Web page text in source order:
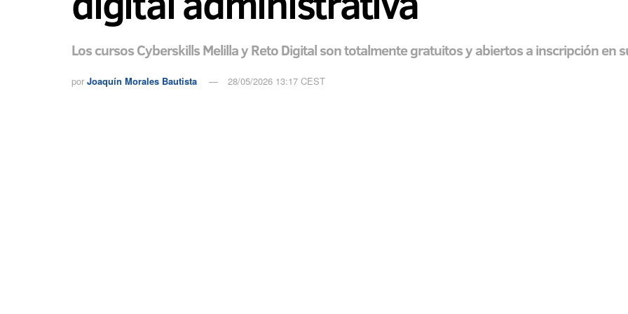
Los cursos Cyberskills Melilla y Reto Digital son totalmente gratuitos y abiertos a inscripción en
por Joaquín Morales Bautista 28/05/2026 13:17 CEST